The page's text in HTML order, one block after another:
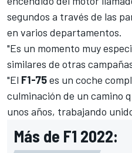
segundos a través de las
en varios departamentos.
"Es un momento muy
similares de otras
"El F1-75es un coche
culminación de un camino
unos años, trabajando
Más de F1 2022: